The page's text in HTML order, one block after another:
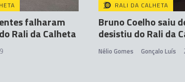
falharam
Rali da Calheta
RALI DA CALHETA
Bruno Coelho saiu
desistiu do Rali da
Nélio Gomes Gonçalo Luís